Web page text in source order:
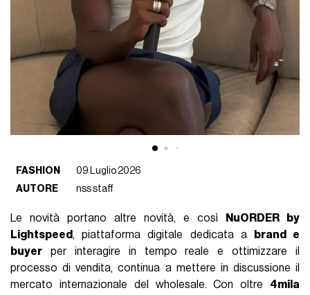
FASHION
09 Luglio 2026
AUTORE
nss staff
Le novità portano altre novità, e così
NuORDER by
Lightspeed , piattaforma digitale dedicata a
brand e
buyer per interagire in tempo reale e ottimizzare il
processo di vendita, continua a mettere in discussione il
mercato internazionale del wholesale. Con oltre 4mila